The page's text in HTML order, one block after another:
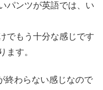
パンツが英語では、い
でもう十分な感じです
ます。
終わらない感じなので